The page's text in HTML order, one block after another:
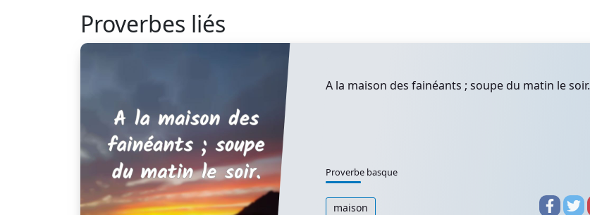
Proverbes liés
A la maison des fainéants ; soupe du matin le soir.
Proverbe basque
maison